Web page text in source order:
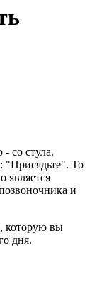
- со стула.
"Присядьте". То
является
и
которую вы
дня.